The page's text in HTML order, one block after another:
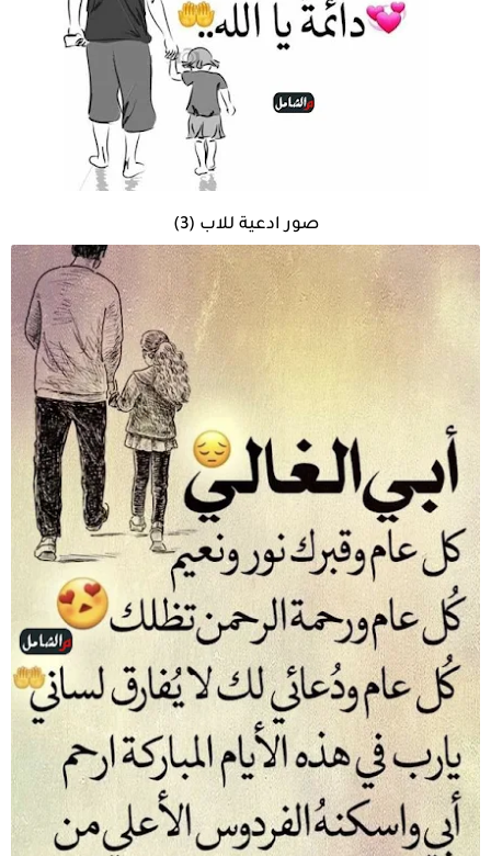
صور ادعية للاب (3)